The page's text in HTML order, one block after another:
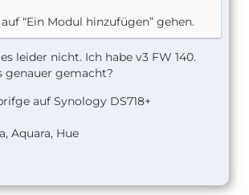
“Ein Modul hinzufügen” gehen.
leider nicht. Ich habe v3 FW 140.
genauer gemacht?
auf Synology DS718+
Aquara, Hue